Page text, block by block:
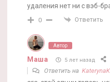
удаления нет ни с вэб-
0 Ответить
Автор
Маша 5 лет назад
Ответить на